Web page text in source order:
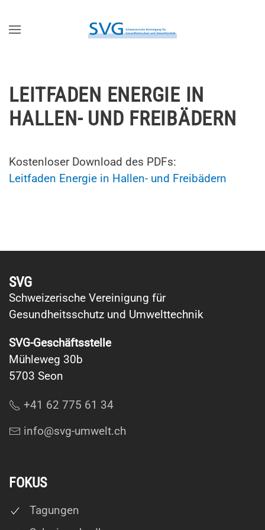
Zum Hauptinhalt springen
LEITFADEN ENERGIE IN
HALLEN- UND FREIBÄDERN
Kostenloser Download des PDFs:
Leitfaden Energie in Hallen- und Freibädern
SVG
Schweizerische Vereinigung für
Gesundheitsschutz und Umwelttechnik
SVG-Geschäftsstelle
Mühleweg 30b
5703 Seon
+41 62 775 61 34
info@svg-umwelt.ch
FOKUS
Tagungen